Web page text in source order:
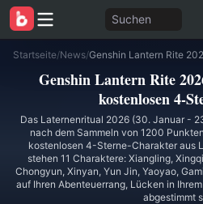
Suchen
Startseite/News/
Genshin Lantern Rite
kostenlosen 4-
Das Laternenritual 2026 (30. Januar -
nach dem Sammeln von 1200
kostenlosen 4-Sterne-Charakter aus
stehen 11 Charaktere: Xiangling,
Chongyun, Xinyan, Yun Jin, Yaoyao,
auf Ihren Abenteuerrang, Lücken in
abgestimmt